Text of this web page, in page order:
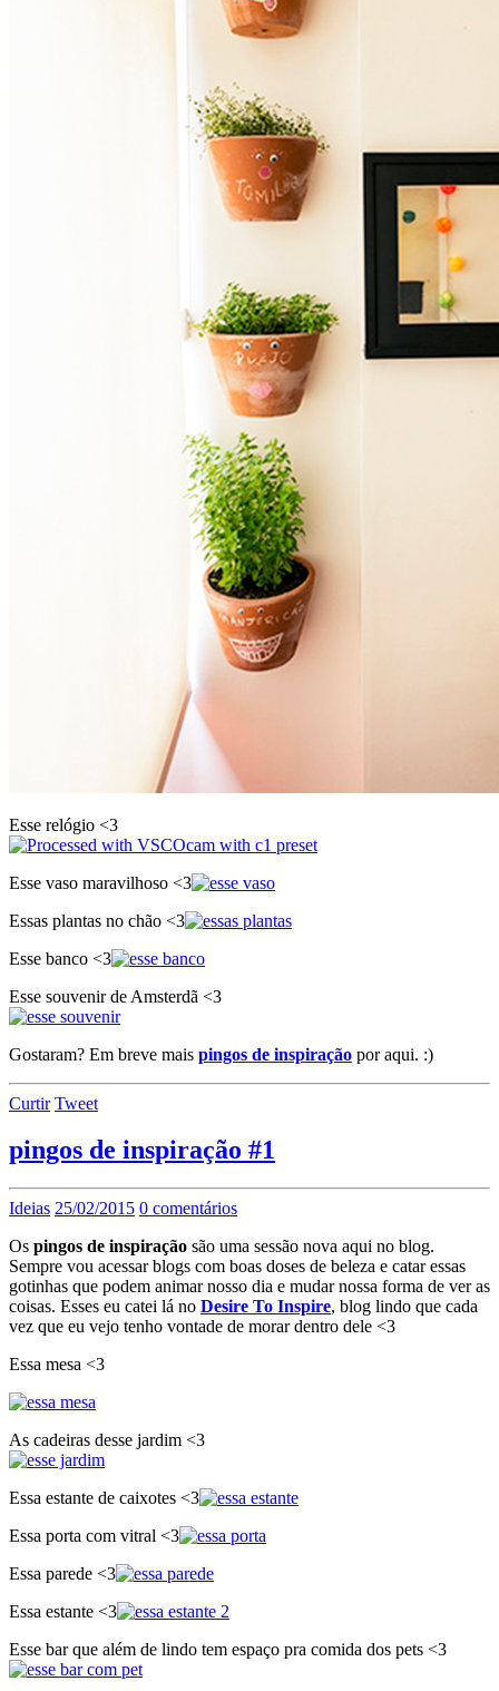
Esse relógio <3
Esse vaso maravilhoso <3
Essas plantas no chão <3
Esse banco <3
Esse souvenir de Amsterdã <3
Gostaram? Em breve mais pingos de inspiração por aqui. :)
Curtir Tweet
pingos de inspiração #1
Ideias 25/02/2015 0 comentários
Os pingos de inspiração são uma sessão nova aqui no blog.
Sempre vou acessar blogs com boas doses de beleza e catar essas
gotinhas que podem animar nosso dia e mudar nossa forma de ver as
coisas. Esses eu catei lá no Desire To Inspire, blog lindo que cada
vez que eu vejo tenho vontade de morar dentro dele <3
Essa mesa <3
As cadeiras desse jardim <3
Essa estante de caixotes <3
Essa porta com vitral <3
Essa parede <3
Essa estante <3
Esse bar que além de lindo tem espaço pra comida dos pets <3